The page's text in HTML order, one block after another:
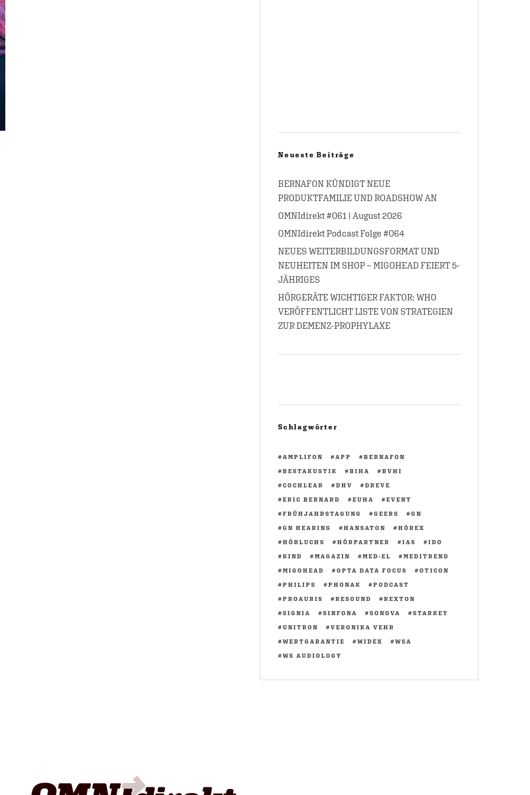
Neueste Beiträge
BERNAFON KÜNDIGT NEUE
PRODUKTFAMILIE UND ROADSHOW AN
OMNIdirekt #061 | August 2026
OMNIdirekt Podcast Folge #064
NEUES WEITERBILDUNGSFORMAT UND
NEUHEITEN IM SHOP – MIGOHEAD FEIERT 5-
JÄHRIGES
HÖRGERÄTE WICHTIGER FAKTOR: WHO
VERÖFFENTLICHT LISTE VON STRATEGIEN
ZUR DEMENZ-PROPHYLAXE
Schlagwörter
AMPLIFON APP
BERNAFON
BESTAKUSTIK
BIHA
BVHI
COCHLEAR
DHV
DREVE
ERIC BERNARD
EUHA
EVENT
FRÜHJAHRSTAGUNG
GEERS
GN
GN HEARING
HANSATON
HÖREX
HÖRLUCHS
HÖRPARTNER IAS
IDO
KIND
MAGAZIN MED-EL
MEDITREND
MIGOHEAD
OPTA DATA FOCUS
OTICON
PHILIPS
PHONAK
PODCAST
PROAURIS
RESOUND
REXTON
SIGNIA
SINFONA SONOVA
STARKEY
UNITRON
VERONIKA VEHR
WERTGARANTIE
WIDEX
WSA
WS AUDIOLOGY